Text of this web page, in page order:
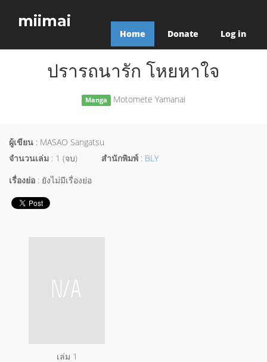
miimai
Home Donate Log in
ปรารถนารัก โหยหาใจ
Manga Motomete Yamanai
ผู้เขียน : MASAO Sangatsu
จำนวนเล่ม : 1 (จบ) สำนักพิมพ์ : BLY
เรื่องย่อ : ยังไม่มีเรื่องย่อ
เล่ม 1